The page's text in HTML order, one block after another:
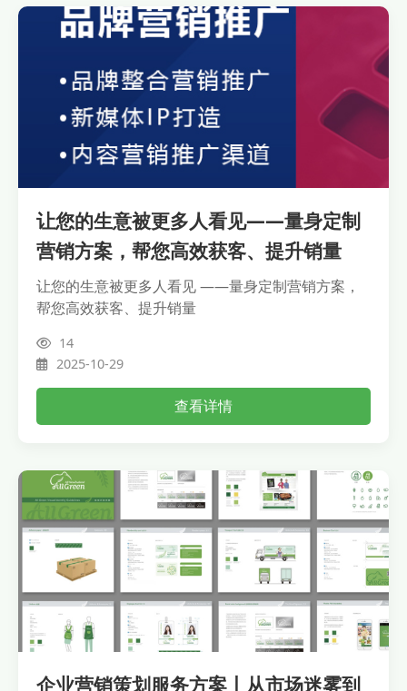
让您的生意被更多人看见——量身定制
营销方案，帮您高效获客、提升销量
让您的生意被更多人看见 ——量身定制营销方案，
帮您高效获客、提升销量
14
2025-10-29
查看详情
企业营销策划服务方案丨从市场迷雾到